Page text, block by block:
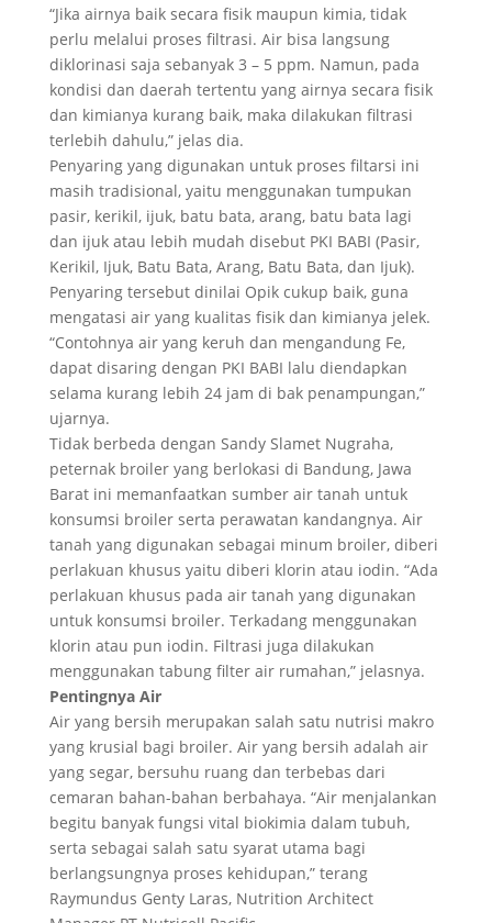
“Jika airnya baik secara fisik maupun kimia, tidak
perlu melalui proses filtrasi. Air bisa langsung
diklorinasi saja sebanyak 3 – 5 ppm. Namun, pada
kondisi dan daerah tertentu yang airnya secara fisik
dan kimianya kurang baik, maka dilakukan filtrasi
terlebih dahulu,” jelas dia.
Penyaring yang digunakan untuk proses filtarsi ini
masih tradisional, yaitu menggunakan tumpukan
pasir, kerikil, ijuk, batu bata, arang, batu bata lagi
dan ijuk atau lebih mudah disebut PKI BABI (Pasir,
Kerikil, Ijuk, Batu Bata, Arang, Batu Bata, dan Ijuk).
Penyaring tersebut dinilai Opik cukup baik, guna
mengatasi air yang kualitas fisik dan kimianya jelek.
“Contohnya air yang keruh dan mengandung Fe,
dapat disaring dengan PKI BABI lalu diendapkan
selama kurang lebih 24 jam di bak penampungan,”
ujarnya.
Tidak berbeda dengan Sandy Slamet Nugraha,
peternak broiler yang berlokasi di Bandung, Jawa
Barat ini memanfaatkan sumber air tanah untuk
konsumsi broiler serta perawatan kandangnya. Air
tanah yang digunakan sebagai minum broiler, diberi
perlakuan khusus yaitu diberi klorin atau iodin. “Ada
perlakuan khusus pada air tanah yang digunakan
untuk konsumsi broiler. Terkadang menggunakan
klorin atau pun iodin. Filtrasi juga dilakukan
menggunakan tabung filter air rumahan,” jelasnya.
Pentingnya Air
Air yang bersih merupakan salah satu nutrisi makro
yang krusial bagi broiler. Air yang bersih adalah air
yang segar, bersuhu ruang dan terbebas dari
cemaran bahan-bahan berbahaya. “Air menjalankan
begitu banyak fungsi vital biokimia dalam tubuh,
serta sebagai salah satu syarat utama bagi
berlangsungnya proses kehidupan,” terang
Raymundus Genty Laras, Nutrition Architect